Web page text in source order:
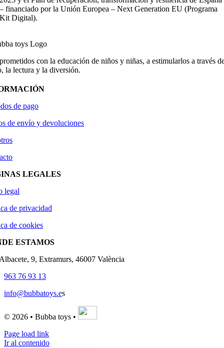
– financiado por la Unión Europea – Next Generation EU (Programa
Kit Digital).
con la educación de niños y niñas, a estimularlos a través
la lectura y la diversión.
de pago
de envío y devoluciones
LEGALES
legal
de privacidad
de cookies
ESTAMOS
9, Extramurs, 46007 València
963 76 93 13
info@bubbatoys.es
© 2026 • Bubba toys •
Page load link
Ir al contenido